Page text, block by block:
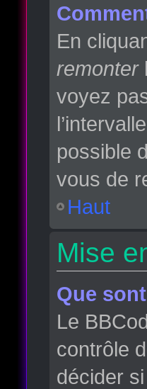
En
remonter
voyez
possible
vous de
Haut
Mise
Que
Le
contrôle
décider